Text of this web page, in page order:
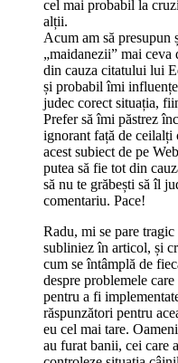
cel mai probabil la
alții.
Acum am să presupun
„maidanezii” mai ceva
din cauza citatului lui
și probabil îmi
judec corect situația,
Prefer să îmi păstrez
ignorant față de ceilalți
acest subiect de pe
putea să fie tot din
să nu te grăbești să îl
comentariu. Pace!
Radu, mi se pare
subliniez în articol, și
cum se întâmplă de
despre problemele
pentru a fi
răspunzători pentru
eu cel mai tare.
au furat banii, cei care